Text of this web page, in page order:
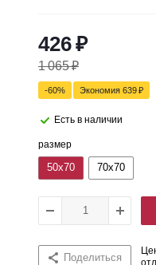
426₽
1 065₽
-60% Экономия 639₽
Есть в наличии
размер
50x70 70x70
Поделиться